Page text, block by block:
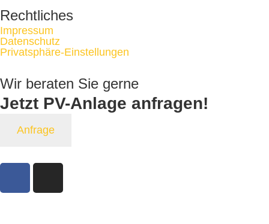
Rechtliches
Impressum
Datenschutz
Privatsphäre-Einstellungen
Wir beraten Sie gerne
Jetzt PV-Anlage anfragen!
Anfrage